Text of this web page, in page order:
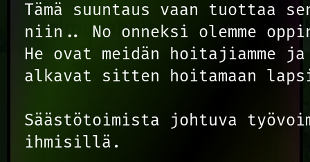
Tämä suuntaus vaan tuottaa
niin.. No onneksi olemme
He ovat meidän hoitajiamme
alkavat sitten hoitamaan
Säästötoimista johtuva
ihmisillä.